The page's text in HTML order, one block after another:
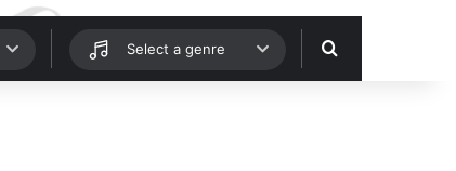
Select a genre Hledat